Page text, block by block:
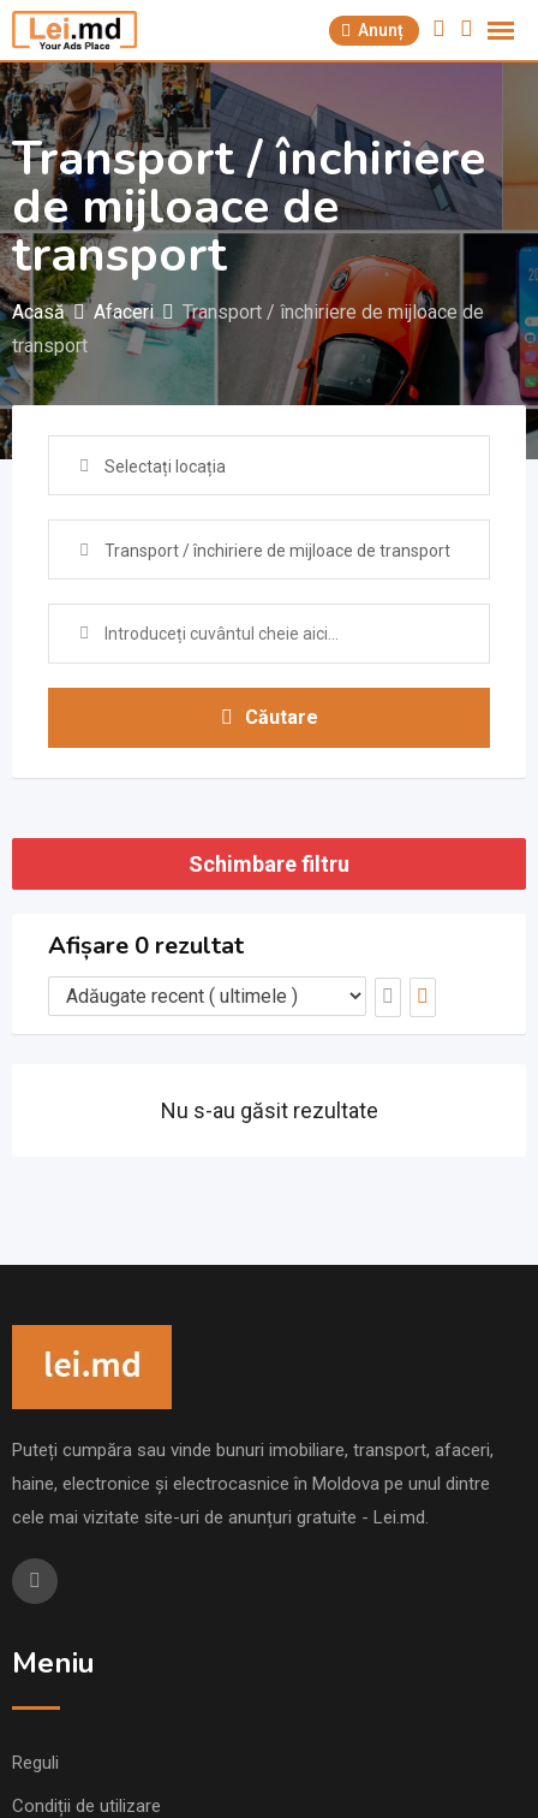
Săriți
la
conținut
Anunț
Transport / închiriere
de mijloace de
transport
Acasă Afaceri
Transport / închiriere de mijloace de
transport
Selectați locația
Transport / închiriere de mijloace de transport
Căutare
Schimbare filtru
Afișare 0 rezultat
Nu s-au găsit rezultate
Puteți cumpăra sau vinde bunuri imobiliare, transport, afaceri,
haine, electronice și electrocasnice în Moldova pe unul dintre
cele mai vizitate site-uri de anunțuri gratuite - Lei.md.
Meniu
Reguli
Condiții de utilizare